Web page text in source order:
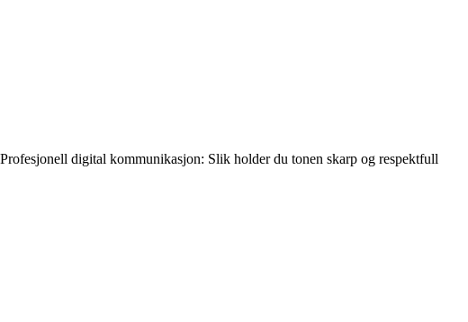
Profesjonell digital kommunikasjon: Slik holder du tonen skarp og respektfull